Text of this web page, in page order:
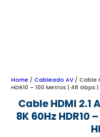
Home /Cableado AV / Cable
HDR10 – 100 Metros | 48 Gbps |
Cable HDMI
8K 60Hz HDR10